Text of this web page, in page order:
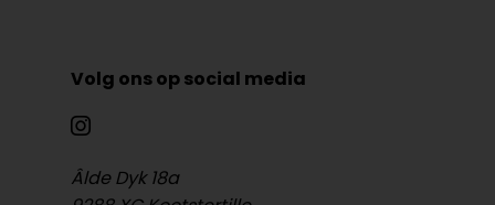
Volg ons op social media
Âlde Dyk 18a